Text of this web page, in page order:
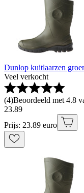
Dunlop kuitlaarzen
Veel verkocht
(4)Beoordeeld met 4.8
23.89
Prijs: 23.89 euro